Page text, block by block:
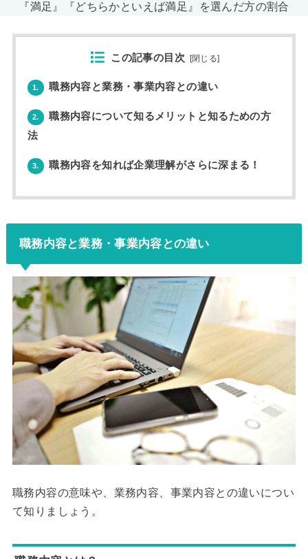
『満足』『どちらかといえば満足』を選んだ方の割合
この記事の目次 [閉じる]
1. 職務内容と業務・事業内容との違い
2.
職務内容について知るメリットと知るための方
法
3. 職務内容を知れば企業理解がさらに深まる！
職務内容と業務・事業内容との違い
職務内容の意味や、業務内容、事業内容との違いについ
て知りましょう。